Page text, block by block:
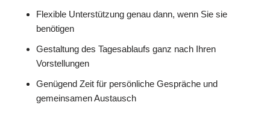
Flexible Unterstützung genau dann, wenn Sie sie
benötigen
Gestaltung des Tagesablaufs ganz nach Ihren
Vorstellungen
Genügend Zeit für persönliche Gespräche und
gemeinsamen Austausch